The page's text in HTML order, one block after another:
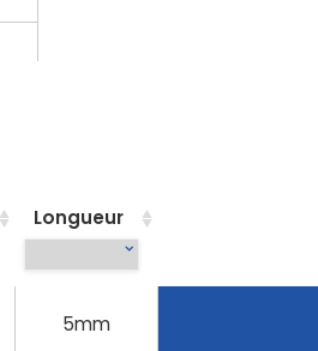
Longueur
5mm